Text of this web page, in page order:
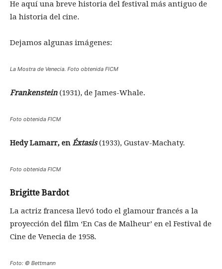
He aquí una breve historia del festival más antiguo de
la historia del cine.
Dejamos algunas imágenes:
La Mostra de Venecia. Foto obtenida FICM
Frankenstein (1931), de James-Whale.
Foto obtenida FICM
Hedy Lamarr, en Éxtasis(1933), Gustav-Machaty.
Foto obtenida FICM
Brigitte Bardot
La actriz francesa llevó todo el glamour francés a la
proyección del film ‘En Cas de Malheur’ en el Festival de
Cine de Venecia de 1958.
Foto: © Bettmann